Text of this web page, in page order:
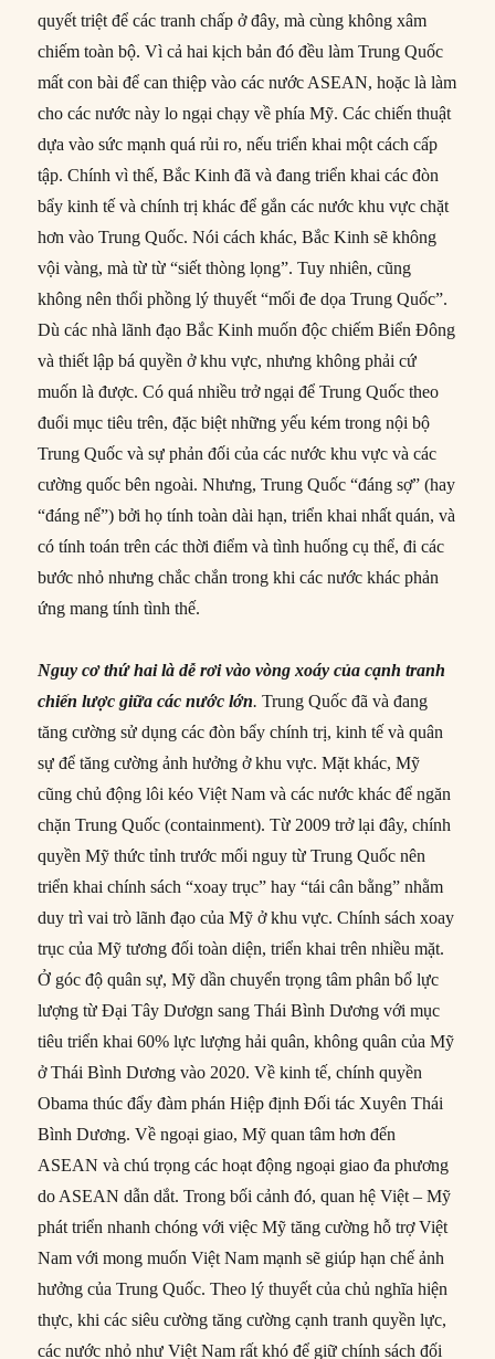
quyết triệt để các tranh chấp ở đây, mà cùng không xâm
chiếm toàn bộ. Vì cả hai kịch bản đó đều làm Trung Quốc
mất con bài để can thiệp vào các nước ASEAN, hoặc là làm
cho các nước này lo ngại chạy về phía Mỹ. Các chiến thuật
dựa vào sức mạnh quá rủi ro, nếu triển khai một cách cấp
tập. Chính vì thế, Bắc Kinh đã và đang triển khai các đòn
bẩy kinh tế và chính trị khác để gắn các nước khu vực chặt
hơn vào Trung Quốc. Nói cách khác, Bắc Kinh sẽ không
vội vàng, mà từ từ “siết thòng lọng”. Tuy nhiên, cũng
không nên thổi phồng lý thuyết “mối đe dọa Trung Quốc”.
Dù các nhà lãnh đạo Bắc Kinh muốn độc chiếm Biển Đông
và thiết lập bá quyền ở khu vực, nhưng không phải cứ
muốn là được. Có quá nhiều trở ngại để Trung Quốc theo
đuổi mục tiêu trên, đặc biệt những yếu kém trong nội bộ
Trung Quốc và sự phản đối của các nước khu vực và các
cường quốc bên ngoài. Nhưng, Trung Quốc “đáng sợ” (hay
“đáng nể”) bởi họ tính toàn dài hạn, triển khai nhất quán, và
có tính toán trên các thời điểm và tình huống cụ thể, đi các
bước nhỏ nhưng chắc chắn trong khi các nước khác phản
ứng mang tính tình thế.
Nguy cơ thứ hai là dễ rơi vào vòng xoáy của cạnh tranh
chiến lược giữa các nước lớn.Trung Quốc đã và đang
tăng cường sử dụng các đòn bẩy chính trị, kinh tế và quân
sự để tăng cường ảnh hưởng ở khu vực. Mặt khác, Mỹ
cũng chủ động lôi kéo Việt Nam và các nước khác để ngăn
chặn Trung Quốc (containment). Từ 2009 trở lại đây, chính
quyền Mỹ thức tỉnh trước mối nguy từ Trung Quốc nên
triển khai chính sách “xoay trục” hay “tái cân bằng” nhằm
duy trì vai trò lãnh đạo của Mỹ ở khu vực. Chính sách xoay
trục của Mỹ tương đối toàn diện, triển khai trên nhiều mặt.
Ở góc độ quân sự, Mỹ dần chuyển trọng tâm phân bổ lực
lượng từ Đại Tây Dươgn sang Thái Bình Dương với mục
tiêu triển khai 60% lực lượng hải quân, không quân của Mỹ
ở Thái Bình Dương vào 2020. Về kinh tế, chính quyền
Obama thúc đẩy đàm phán Hiệp định Đối tác Xuyên Thái
Bình Dương. Về ngoại giao, Mỹ quan tâm hơn đến
ASEAN và chú trọng các hoạt động ngoại giao đa phương
do ASEAN dẫn dắt. Trong bối cảnh đó, quan hệ Việt – Mỹ
phát triển nhanh chóng với việc Mỹ tăng cường hỗ trợ Việt
Nam với mong muốn Việt Nam mạnh sẽ giúp hạn chế ảnh
hưởng của Trung Quốc. Theo lý thuyết của chủ nghĩa hiện
thực, khi các siêu cường tăng cường cạnh tranh quyền lực,
các nước nhỏ như Việt Nam rất khó để giữ chính sách đối